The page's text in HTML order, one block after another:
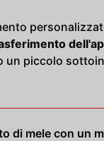
un piccolo
di mele con un